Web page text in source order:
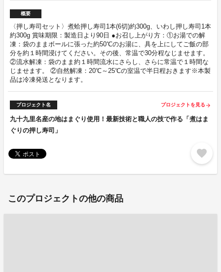
概要
〈押し寿司セット〉煮蛤押し寿司1本(6切)約300g、いわし押し寿司1本
約300g 賞味期限：製造日より90日 ●お召し上がり方：①お湯での解
凍：袋のままボールに張った約50℃のお湯に、具を上にしてご飯の部
分を約１時間浸けてください。その後、常温で30分程なじませます。
②流水解凍：袋のまま約１時間流水にさらし、さらに常温で１時間な
じませます。 ②自然解凍：20℃～25℃の室温で半日程おきます※本製
品は冷凍発送となります。
プロジェクト名 プロジェクトを見る arrow_forward
九十九里名産の地はまぐり使用！最新技術と職人の技で作る「煮はま
ぐりの押し寿司」
favorite
このプロジェクトの他の商品